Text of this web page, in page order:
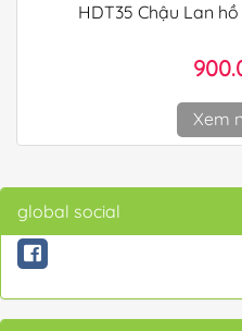
HDT35 Chậu Lan
Xem
global social